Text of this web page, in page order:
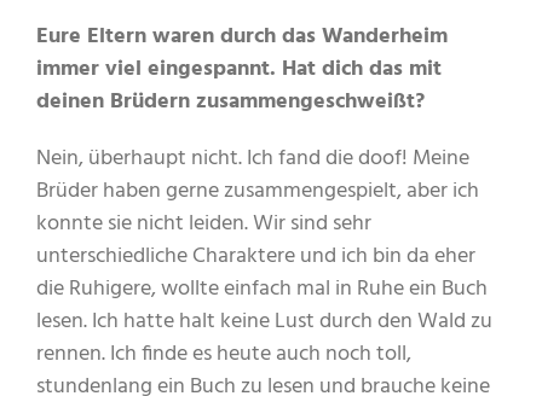
Eure Eltern waren durch das Wanderheim
immer viel eingespannt. Hat dich das mit
deinen Brüdern zusammengeschweißt?
Nein, überhaupt nicht. Ich fand die doof! Meine
Brüder haben gerne zusammengespielt, aber ich
konnte sie nicht leiden. Wir sind sehr
unterschiedliche Charaktere und ich bin da eher
die Ruhigere, wollte einfach mal in Ruhe ein Buch
lesen. Ich hatte halt keine Lust durch den Wald zu
rennen. Ich finde es heute auch noch toll,
stundenlang ein Buch zu lesen und brauche keine